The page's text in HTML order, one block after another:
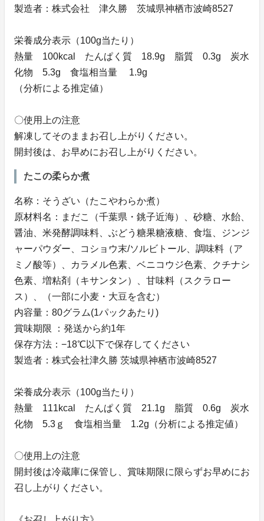
製造者：株式会社 津久勝 茨城県神栖市波崎8527
栄養成分表示（100g当たり）
熱量 100kcal たんぱく質 18.9g 脂質 0.3g 炭水
化物 5.3g 食塩相当量 1.9g
（分析による推定値）
〇使用上の注意
解凍してそのままお召し上がりください。
開封後は、お早めにお召し上がりください。
たこの柔らか煮
名称：そうざい（たこやわらか煮）
原材料名：まだこ（千葉県・銚子近海）、砂糖、水飴、
醤油、米発酵調味料、ぶどう糖果糖液糖、食塩、ジンジ
ャーパウダー、コショウ末/ソルビトール、調味料（ア
ミノ酸等）、カラメル色素、ベニコウジ色素、クチナシ
色素、増粘剤（キサンタン）、甘味料（スクラロー
ス）、（一部に小麦・大豆を含む）
内容量：80グラム(1パックあたり)
賞味期限 ：発送から約1年
保存方法：−18℃以下で保存してください
製造者：株式会社津久勝 茨城県神栖市波崎8527
栄養成分表示（100g当たり）
熱量 111kcal たんぱく質 21.1g 脂質 0.6g 炭水
化物 5.3ｇ 食塩相当量 1.2g（分析による推定値）
〇使用上の注意
開封後は冷蔵庫に保管し、賞味期限に限らずお早めにお
召し上がりください。